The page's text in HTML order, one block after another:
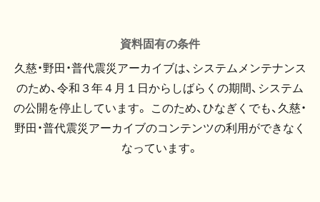
資料固有の条件
久慈・野田・普代震災アーカイブは、システムメンテナンス
のため、令和３年４月１日からしばらくの期間、システム
の公開を停止しています。 このため、ひなぎくでも、久慈・
野田・普代震災アーカイブのコンテンツの利用ができなく
なっています。